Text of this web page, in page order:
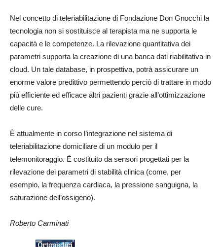
Nel concetto di teleriabilitazione di Fondazione Don Gnocchi la
tecnologia non si sostituisce al terapista ma ne supporta le
capacità e le competenze. La rilevazione quantitativa dei
parametri supporta la creazione di una banca dati riabilitativa in
cloud. Un tale database, in prospettiva, potrà assicurare un
enorme valore predittivo permettendo perciò di trattare in modo
più efficiente ed efficace altri pazienti grazie all’ottimizzazione
delle cure.
È attualmente in corso l’integrazione nel sistema di
teleriabilitazione domiciliare di un modulo per il
telemonitoraggio. È costituito da sensori progettati per la
rilevazione dei parametri di stabilità clinica (come, per
esempio, la frequenza cardiaca, la pressione sanguigna, la
saturazione dell’ossigeno).
Roberto Carminati